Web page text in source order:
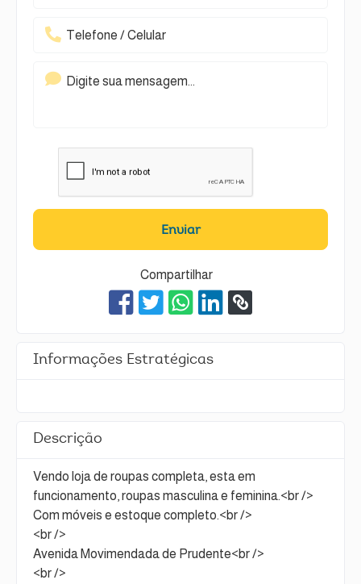
Enviar
Compartilhar
Informações Estratégicas
Descrição
Vendo loja de roupas completa, esta em
funcionamento, roupas masculina e feminina.<br />
Com móveis e estoque completo.<br />
<br />
Avenida Movimendada de Prudente<br />
<br />